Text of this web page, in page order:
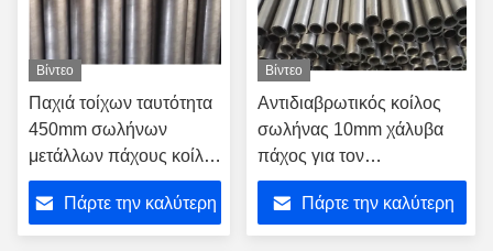
Βίντεο
Παχιά τοίχων ταυτότητα
450mm σωλήνων
μετάλλων πάχους κοίλη
με την πιστοποίηση του
ISO 9001
Πάρτε την καλύτερη
Βίντεο
Αντιδιαβρωτικός κοίλος
σωλήνας 10mm χάλυβα
πάχος για τον
απορροφητή κλονισμού
MotorcyleΠάρτε την καλύτερη